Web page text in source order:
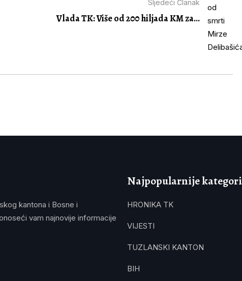
Sljedeći Članak
Vlada TK: Više od 200 hiljada KM za...
kantona i Bosne i
vam najnovije informacije
Najpopularnije
HRONIKA TK
VIJESTI
TUZLANSKI KANTON
BIH